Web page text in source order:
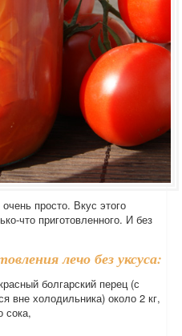
просто. Вкус этого
что приготовленного. И без
лечо без уксуса:
болгарский перец (с
вне холодильника) около 2 кг,
сока,